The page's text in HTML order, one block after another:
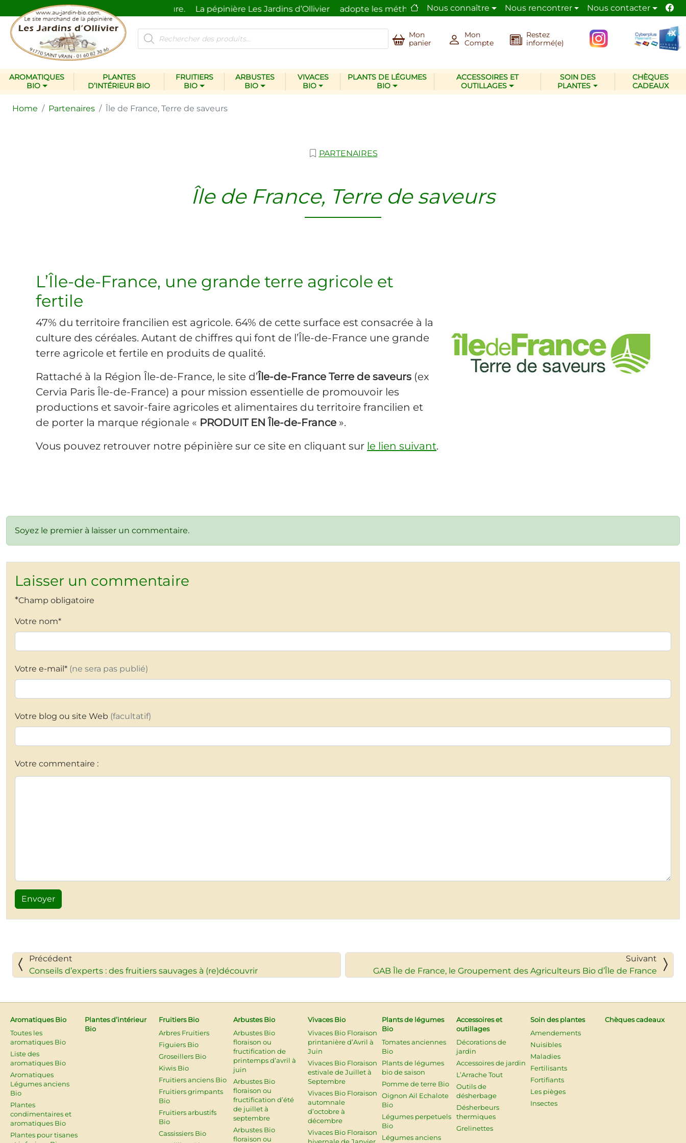
respectueux de l’homme et de la nature. La pépinière Les Jardins d’Ollivier adopte les méthodes écologiques pour son activité de jardinier paysagiste
Nous connaître Nous rencontrer Nous contacter
Mon
panier
Mon
Compte
Restez
informé(e)
AROMATIQUES
BIO
PLANTES
D’INTÉRIEUR BIO
FRUITIERS
BIO
ARBUSTES
BIO
VIVACES
BIO
PLANTS DE LÉGUMES
BIO
ACCESSOIRES ET
OUTILLAGES
SOIN DES
PLANTES
CHÈQUES
CADEAUX
Home / Partenaires / Île de France, Terre de saveurs
PARTENAIRES
Île de France, Terre de saveurs
L’Île-de-France, une grande terre agricole et
fertile
47% du territoire francilien est agricole. 64% de cette surface est consacrée à la
culture des céréales. Autant de chiffres qui font de l’Île-de-France une grande
terre agricole et fertile en produits de qualité.
Rattaché à la Région Île-de-France, le site d’Île-de-France Terre de saveurs (ex
Cervia Paris Île-de-France) a pour mission essentielle de promouvoir les
productions et savoir-faire agricoles et alimentaires du territoire francilien et
de porter la marque régionale « PRODUIT EN Île-de-France ».
Vous pouvez retrouver notre pépinière sur ce site en cliquant sur le lien suivant.
Soyez le premier à laisser un commentaire.
Laisser un commentaire
*Champ obligatoire
Votre nom*
Votre e-mail* (ne sera pas publié)
Votre blog ou site Web (facultatif)
Votre commentaire :
Précédent
Conseils d’experts : des fruitiers sauvages à (re)découvrir
Suivant
GAB Île de France, le Groupement des Agriculteurs Bio d’Île de France
Aromatiques Bio
Toutes les
aromatiques Bio
Liste des
aromatiques Bio
Aromatiques
Légumes anciens
Bio
Plantes
condimentaires et
aromatiques Bio
Plantes pour tisanes
Plantes d’intérieur
Bio
Fruitiers Bio
Arbres Fruitiers
Figuiers Bio
Groseillers Bio
Kiwis Bio
Fruitiers anciens Bio
Fruitiers grimpants
Bio
Fruitiers arbustifs
Bio
Cassissiers Bio
Arbustes Bio
Arbustes Bio
floraison ou
fructification de
printemps d’avril à
juin
Arbustes Bio
floraison ou
fructification d’été
de juillet à
septembre
Arbustes Bio
floraison ou
Vivaces Bio
Vivaces Bio Floraison
printanière d’Avril à
Juin
Vivaces Bio Floraison
estivale de Juillet à
Septembre
Vivaces Bio Floraison
automnale
d’octobre à
décembre
Vivaces Bio Floraison
Plants de légumes
Bio
Tomates anciennes
Bio
Plants de légumes
bio de saison
Pomme de terre Bio
Oignon Ail Echalote
Bio
Légumes perpetuels
Bio
Légumes anciens
Accessoires et
outillages
Décorations de
jardin
Accessoires de jardin
L’Arrache Tout
Outils de
désherbage
Désherbeurs
thermiques
Grelinettes
Soin des plantes
Amendements
Nuisibles
Maladies
Fertilisants
Fortifiants
Les pièges
Insectes
Chèques cadeaux